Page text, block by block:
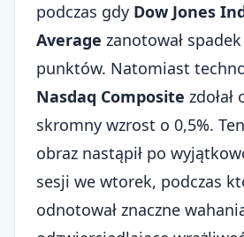
podczas gdy Dow Jones
Average zanotował
punktów. Natomiast
Nasdaq Composite
skromny wzrost o 0,5%.
obraz nastąpił po
sesji we wtorek, podczas
odnotował znaczne